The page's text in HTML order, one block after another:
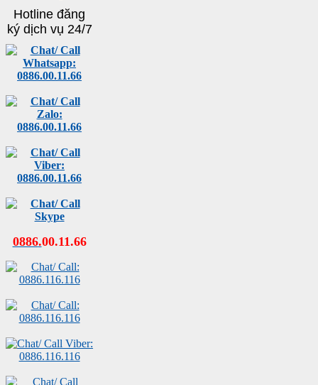
Hotline đăng
ký dịch vụ 24/7
0886.00.11.66